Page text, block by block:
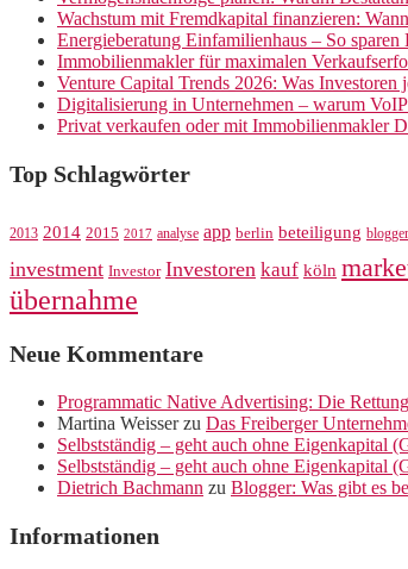
Wachstum mit Fremdkapital finanzieren:
Energieberatung Einfamilienhaus – So
Immobilienmakler für maximalen
Venture Capital Trends 2026: Was Investoren
Digitalisierung in Unternehmen – warum
Privat verkaufen oder mit Immobilienmakler
Top Schlagwörter
2013 2014 2015 2017 analyse app berlin beteiligung blogger
investment Investor Investoren kauf köln
übernahme
Neue Kommentare
Programmatic Native Advertising: Die
Martina Weisserzu Das Freiberger
Selbstständig – geht auch ohne Eigenkapital
Selbstständig – geht auch ohne Eigenkapital
Dietrich Bachmann zu Blogger: Was gibt es
Informationen